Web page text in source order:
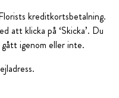
kreditkortsbetalning.
att klicka på ‘Skicka’. Du
igenom eller inte.